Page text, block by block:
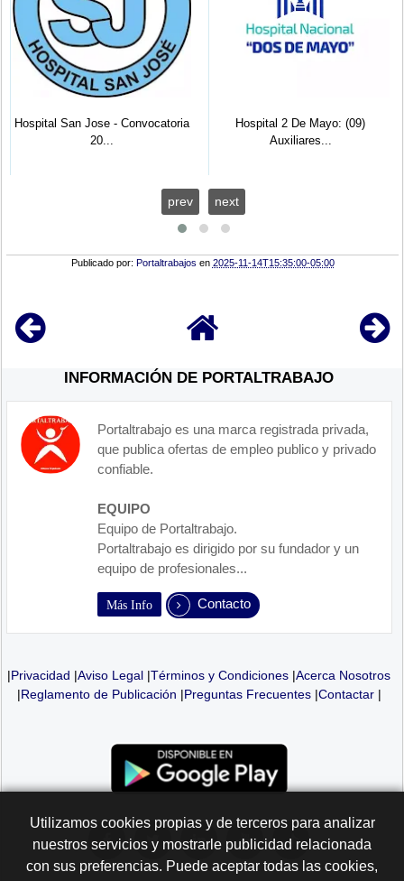
Hospital San Jose - Convocatoria
20...
Hospital 2 De Mayo: (09)
Auxiliares...
prev next
Publicado por: Portaltrabajos en 2025-11-14T15:35:00-05:00
INFORMACIÓN DE PORTALTRABAJO
Portaltrabajo es una marca registrada privada,
que publica ofertas de empleo publico y privado
confiable.
EQUIPO
Equipo de Portaltrabajo.
Portaltrabajo es dirigido por su fundador y un
equipo de profesionales...
Más Info Contacto
|Privacidad |Aviso Legal |Términos y Condiciones |Acerca Nosotros
|Reglamento de Publicación |Preguntas Frecuentes|Contactar|
Utilizamos cookies propias y de terceros para analizar
nuestros servicios y mostrarle publicidad relacionada
con sus preferencias. Puede aceptar todas las cookies,